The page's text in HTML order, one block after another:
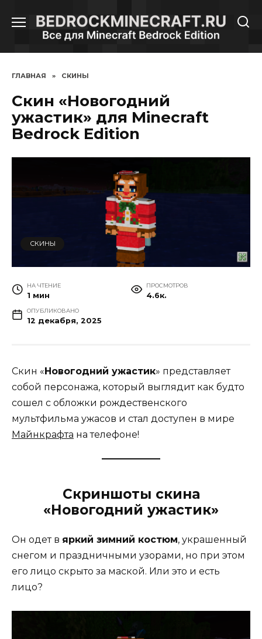
содержанию
ГЛАВНАЯ » СКИНЫ
Скин «Новогодний
ужастик» для Minecraft
Bedrock Edition
СКИНЫ
НА ЧТЕНИЕ
1 мин
ПРОСМОТРОВ
4.6к.
ОПУБЛИКОВАНО
12 декабря, 2025
Скин «Новогодний ужастик» представляет
собой персонажа, который выглядит как будто
сошел с обложки рождественского
мультфильма ужасов и стал доступен в мире
Майнкрафта на телефоне!
Скриншоты скина
«Новогодний ужастик»
Он одет в яркий зимний костюм, украшенный
снегом и праздничными узорами, но при этом
его лицо скрыто за маской. Или это и есть
лицо?